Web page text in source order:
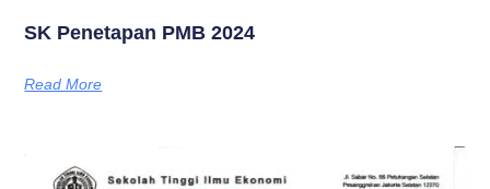
SK Penetapan PMB 2024
Read More